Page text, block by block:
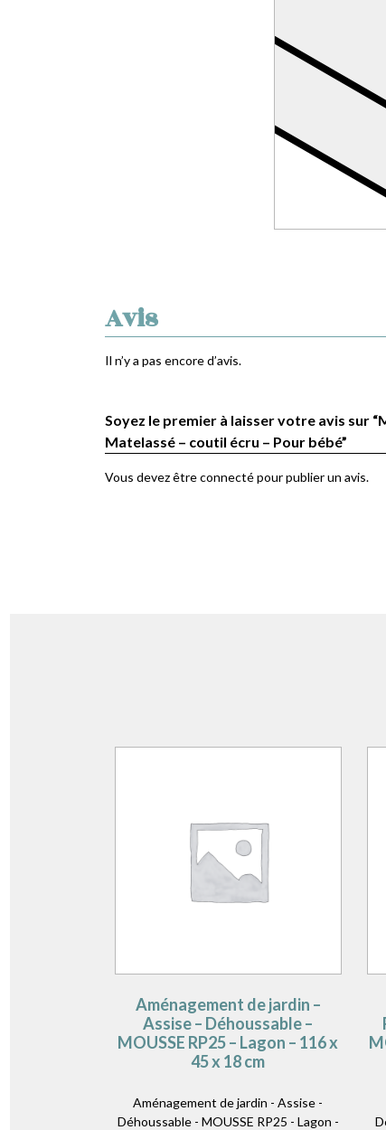
Avis
Il n’y a pas encore d’avis.
Soyez le premier à laisser votre avis sur
Matelassé – coutil écru – Pour bébé”
Vous devez êtreconnectépour publier un avis.
Aménagement de jardin –
Assise – Déhoussable –
MOUSSE RP25 – Lagon – 116 x
45 x 18 cm
Aménagement de jardin - Assise -
Déhoussable - MOUSSE RP25 - Lagon -